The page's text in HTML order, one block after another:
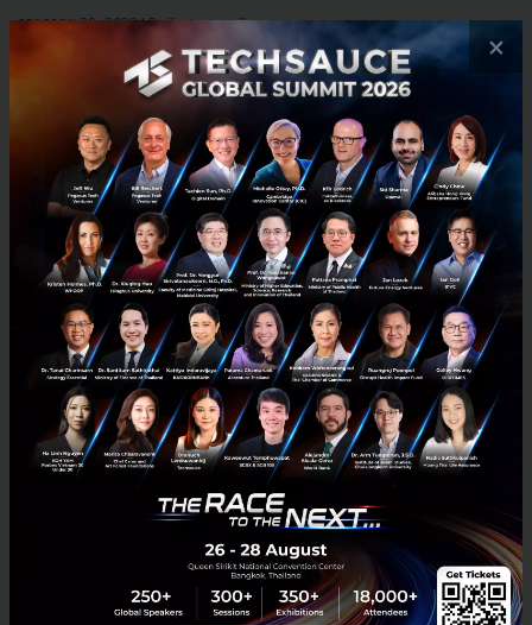
กรกฎาคม 29, 2022| ByTechsauce Team
a-share jack-ma ant-group
Alibaba เดินหน้าจดทะเบียนเทรดกระดานหลักตลาดทรัพย์ฮ่องกง
Alibaba เดินหน้าจดทะเบียนกระดานเทรดหลักตลาดหลักทรัพย์ฮ่องกง
หวังระดมนักลงทุนเอเชีย...
×